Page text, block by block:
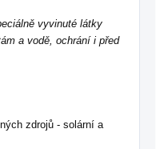
vyvinuté látky
a vodě, ochrání i před
zdrojů - solární a